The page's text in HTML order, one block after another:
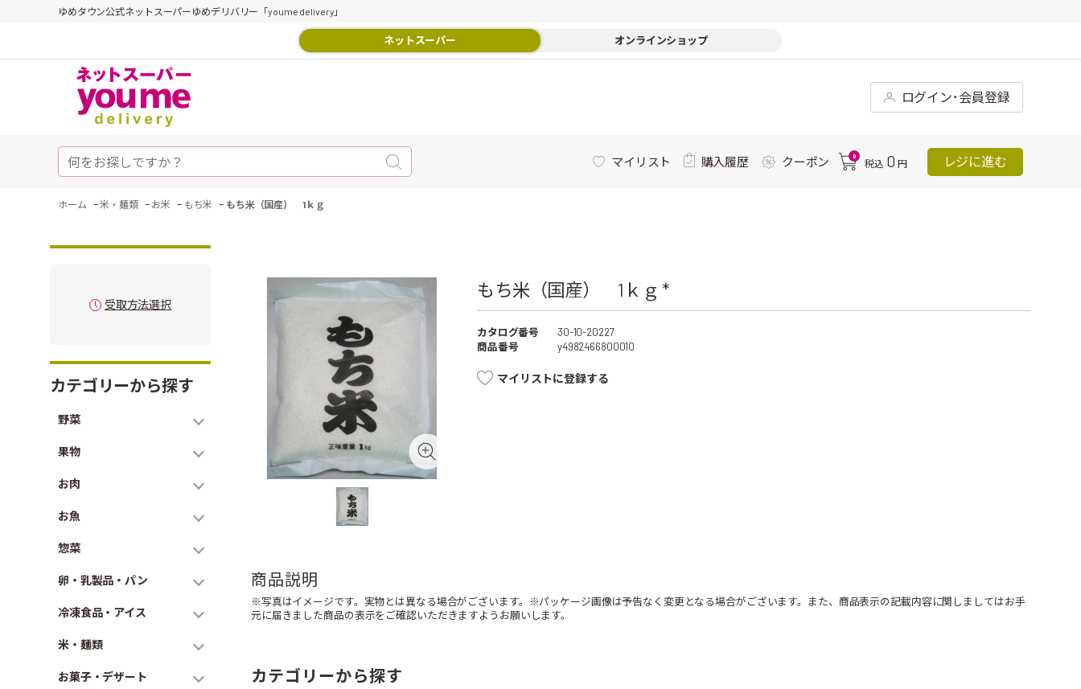
ゆめタウン公式ネットスーパーゆめデリバリー「youme delivery」
ネットスーパー オンラインショップ
ログイン･会員登録
マイリスト 購入履歴 クーポン 0
税込 0 円 レジに進む
ホーム -米・麺類 - お米 - もち米 - もち米（国産） 1ｋｇ
受取方法選択
カテゴリーから探す
野菜
果物
お肉
お魚
惣菜
卵・乳製品・パン
冷凍食品・アイス
米・麺類
お菓子・デザート
もち米（国産） 1ｋｇ *
カタログ番号
30-10-20227
商品番号
y4982466800010
マイリストに登録する
商品説明
※写真はイメージです。実物とは異なる場合がございます。※パッケージ画像は予告なく変更となる場合がございます。また、商品表示の記載内容に関しましてはお手
元に届きました商品の表示をご確認いただきますようお願いします。
カテゴリーから探す